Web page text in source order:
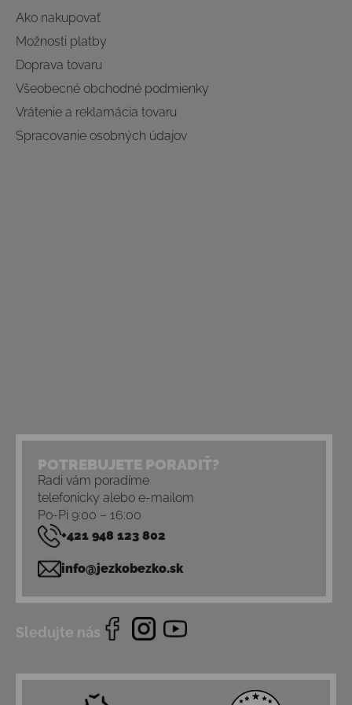
Ako nakupovať
Možnosti platby
Doprava tovaru
Všeobecné obchodné podmienky
Vrátenie a reklamácia tovaru
Spracovanie osobných údajov
POTREBUJETE PORADIŤ?
Radi vám poradíme
telefonicky alebo e-mailom
Po-Pi 9:00 – 16:00
+421 948 123 802
info@jezkobezko.sk
Sledujte nás